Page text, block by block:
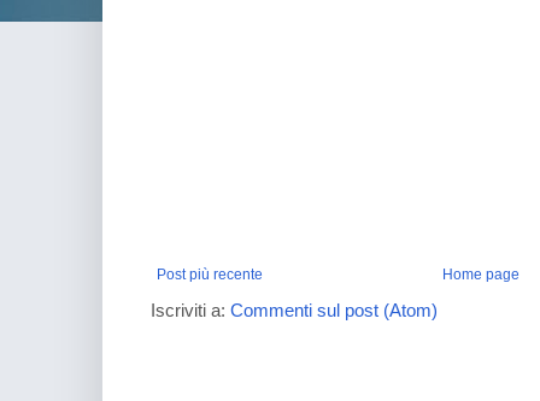
Post più recente Home page
Iscriviti a: Commenti sul post (Atom)